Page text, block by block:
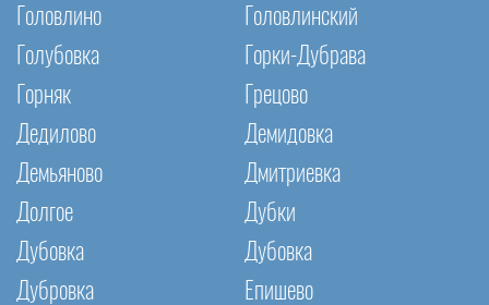
Головлино
Головлинский
Голубовка
Горки-Дубрава
Горняк
Грецово
Дедилово
Демидовка
Демьяново
Дмитриевка
Долгое
Дубки
Дубовка
Дубовка
Дубровка
Епишево